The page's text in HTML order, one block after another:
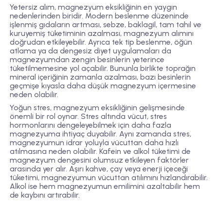
Yetersiz alım, magnezyum eksikliğinin en yaygın
nedenlerinden biridir. Modern beslenme düzeninde
işlenmiş gıdaların artması, sebze, baklagil, tam tahıl ve
kuruyemiş tüketiminin azalması, magnezyum alımını
doğrudan etkileyebilir. Ayrıca tek tip beslenme, öğün
atlama ya da dengesiz diyet uygulamaları da
magnezyumdan zengin besinlerin yeterince
tüketilmemesine yol açabilir. Bununla birlikte toprağın
mineral içeriğinin zamanla azalması, bazı besinlerin
geçmişe kıyasla daha düşük magnezyum içermesine
neden olabilir.
Yoğun stres, magnezyum eksikliğinin gelişmesinde
önemli bir rol oynar. Stres altında vücut, stres
hormonlarını dengeleyebilmek için daha fazla
magnezyuma ihtiyaç duyabilir. Aynı zamanda stres,
magnezyumun idrar yoluyla vücuttan daha hızlı
atılmasına neden olabilir. Kafein ve alkol tüketimi de
magnezyum dengesini olumsuz etkileyen faktörler
arasında yer alır. Aşırı kahve, çay veya enerji içeceği
tüketimi, magnezyumun vücuttan atılımını hızlandırabilir.
Alkol ise hem magnezyumun emilimini azaltabilir hem
de kaybını artırabilir.